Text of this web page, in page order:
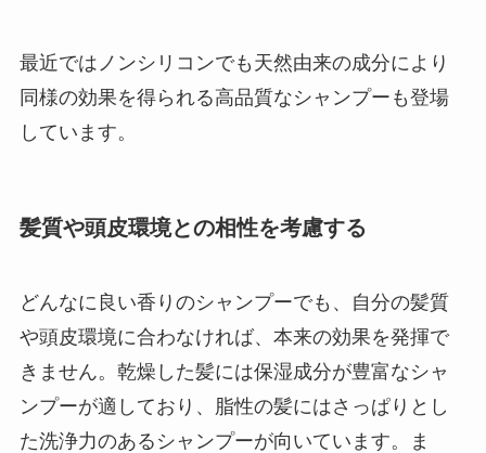
最近ではノンシリコンでも天然由来の成分により
同様の効果を得られる高品質なシャンプーも登場
しています。
髪質や頭皮環境との相性を考慮する
どんなに良い香りのシャンプーでも、自分の髪質
や頭皮環境に合わなければ、本来の効果を発揮で
きません。乾燥した髪には保湿成分が豊富なシャ
ンプーが適しており、脂性の髪にはさっぱりとし
た洗浄力のあるシャンプーが向いています。ま